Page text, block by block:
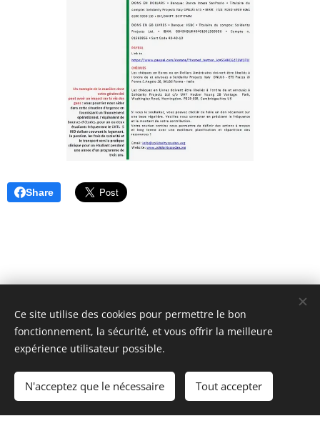
Share
Unione Superiori Generali - Via dei Penitenzieri 19 -00193 ROMA
Cookies
Langues
Italiano
English Français Español
Ce site utilise des cookies pour permettre le bon
fonctionnement, la sécurité, et vous offrir la meilleure
expérience utilisateur possible.
N'acceptez que le nécessaire Tout accepter